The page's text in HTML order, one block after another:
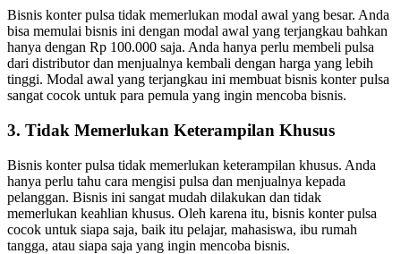
Bisnis konter pulsa tidak memerlukan modal awal yang besar. Anda
bisa memulai bisnis ini dengan modal awal yang terjangkau bahkan
hanya dengan Rp 100.000 saja. Anda hanya perlu membeli pulsa
dari distributor dan menjualnya kembali dengan harga yang lebih
tinggi. Modal awal yang terjangkau ini membuat bisnis konter pulsa
sangat cocok untuk para pemula yang ingin mencoba bisnis.
3. Tidak Memerlukan Keterampilan Khusus
Bisnis konter pulsa tidak memerlukan keterampilan khusus. Anda
hanya perlu tahu cara mengisi pulsa dan menjualnya kepada
pelanggan. Bisnis ini sangat mudah dilakukan dan tidak
memerlukan keahlian khusus. Oleh karena itu, bisnis konter pulsa
cocok untuk siapa saja, baik itu pelajar, mahasiswa, ibu rumah
tangga, atau siapa saja yang ingin mencoba bisnis.